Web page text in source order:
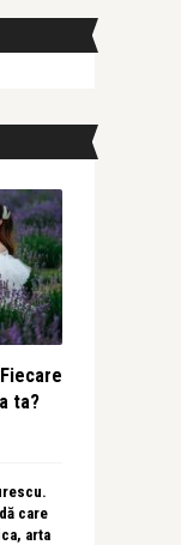
ta?
care
arta